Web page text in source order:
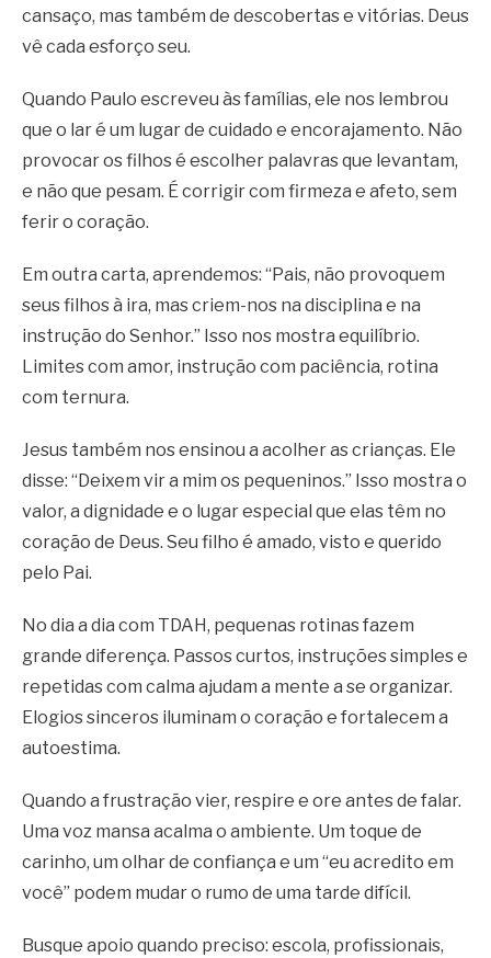
cansaço, mas também de descobertas e vitórias. Deus
vê cada esforço seu.
Quando Paulo escreveu às famílias, ele nos lembrou
que o lar é um lugar de cuidado e encorajamento. Não
provocar os filhos é escolher palavras que levantam,
e não que pesam. É corrigir com firmeza e afeto, sem
ferir o coração.
Em outra carta, aprendemos: “Pais, não provoquem
seus filhos à ira, mas criem-nos na disciplina e na
instrução do Senhor.” Isso nos mostra equilíbrio.
Limites com amor, instrução com paciência, rotina
com ternura.
Jesus também nos ensinou a acolher as crianças. Ele
disse: “Deixem vir a mim os pequeninos.” Isso mostra o
valor, a dignidade e o lugar especial que elas têm no
coração de Deus. Seu filho é amado, visto e querido
pelo Pai.
No dia a dia com TDAH, pequenas rotinas fazem
grande diferença. Passos curtos, instruções simples e
repetidas com calma ajudam a mente a se organizar.
Elogios sinceros iluminam o coração e fortalecem a
autoestima.
Quando a frustração vier, respire e ore antes de falar.
Uma voz mansa acalma o ambiente. Um toque de
carinho, um olhar de confiança e um “eu acredito em
você” podem mudar o rumo de uma tarde difícil.
Busque apoio quando preciso: escola, profissionais,